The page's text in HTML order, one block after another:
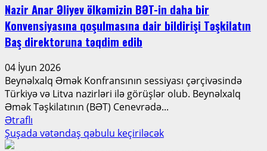
Əliyeva
11
nömrəli
inteqrasiya
təlimli
internat
tipli
ümumtəhsil
olublar
Nazir Anar Əliyev ölkəmizin BƏT-in daha bir
Konvensiyasına qoşulmasına dair bildirişi Təşkilatın
Baş direktoruna təqdim edib
04 İyun 2026
Beynəlxalq Əmək Konfransının sessiyası çərçivəsində
Türkiyə və Litva nazirləri ilə görüşlər olub. Beynəlxalq
Əmək Təşkilatının (BƏT) Cenevrədə...
Ətraflı
more
Şuşada vətəndaş qəbulu keçiriləcək